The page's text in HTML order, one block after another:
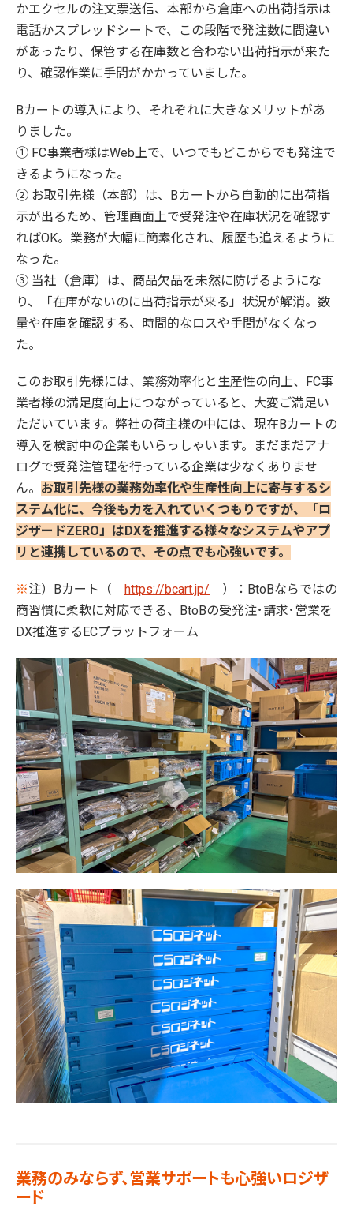
かエクセルの注文票送信、本部から倉庫への出荷指示は
電話かスプレッドシートで、この段階で発注数に間違い
があったり、保管する在庫数と合わない出荷指示が来た
り、確認作業に手間がかかっていました。
Bカートの導入により、それぞれに大きなメリットがあ
りました。
① FC事業者様はWeb上で、いつでもどこからでも発注で
きるようになった。
② お取引先様（本部）は、Bカートから自動的に出荷指
示が出るため、管理画面上で受発注や在庫状況を確認す
ればOK。業務が大幅に簡素化され、履歴も追えるように
なった。
③ 当社（倉庫）は、商品欠品を未然に防げるようにな
り、「在庫がないのに出荷指示が来る」状況が解消。数
量や在庫を確認する、時間的なロスや手間がなくなっ
た。
このお取引先様には、業務効率化と生産性の向上、FC事
業者様の満足度向上につながっていると、大変ご満足い
ただいています。弊社の荷主様の中には、現在Bカートの
導入を検討中の企業もいらっしゃいます。まだまだアナ
ログで受発注管理を行っている企業は少なくありませ
ん。 お取引先様の業務効率化や生産性向上に寄与するシ
ステム化に、今後も力を入れていくつもりですが、「ロ
ジザードZERO」はDXを推進する様々なシステムやアプ
リと連携しているので、その点でも心強いです。
※注）Bカート（ https://bcart.jp/ ）：BtoBならではの
商習慣に柔軟に対応できる、BtoBの受発注･請求･営業を
DX推進するECプラットフォーム
業務のみならず、営業サポートも心強いロジザ
ード